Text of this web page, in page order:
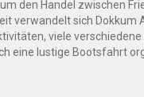
den Handel zwischen
verwandelt sich Dokkum
viele
eine lustige Bootsfahrt